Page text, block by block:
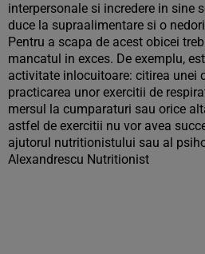
interpersonale si incredere in sine
duce la supraalimentare si o
Pentru a scapa de acest obicei
mancatul in exces. De exemplu,
activitate inlocuitoare: citirea unei
practicarea unor exercitii de
mersul la cumparaturi sau orice
astfel de exercitii nu vor avea
ajutorul nutritionistului sau al
Alexandrescu Nutritionist